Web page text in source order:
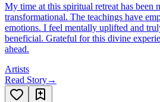
My time at this spiritual retreat has been
transformational. The teachings have
emotions. I feel mentally uplifted and
beneficial. Grateful for this divine
ahead.
Artists
Read Story→